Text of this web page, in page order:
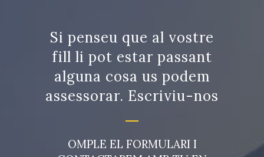
Si penseu que al vostre
fill li pot estar passant
alguna cosa us podem
assessorar. Escriviu-nos
OMPLE EL FORMULARI I